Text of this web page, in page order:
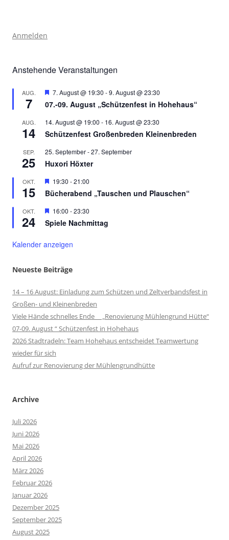
Anmelden
Anstehende Veranstaltungen
AUG.
7
Hervorgehoben
7. August @ 19:30 -9. August @ 23:30
07.-09. August „Schützenfest in Hohehaus“
AUG.
14
14. August @ 19:00 - 16. August @ 23:30
Schützenfest Großenbreden Kleinenbreden
SEP.
25
25. September-27. September
Huxori Höxter
OKT.
15
Hervorgehoben
19:30 -21:00
Bücherabend „Tauschen und Plauschen“
OKT.
24
Hervorgehoben
16:00 -23:30
Spiele Nachmittag
Kalender anzeigen
Neueste Beiträge
14 – 16 August: Einladung zum Schützen und Zeltverbandsfest in
Großen- und Kleinenbreden
Viele Hände schnelles Ende „Renovierung Mühlengrund Hütte“
07-09. August “ Schützenfest in Hohehaus
2026 Stadtradeln: Team Hohehaus entscheidet Teamwertung
wieder für sich
Aufruf zur Renovierung der Mühlengrundhütte
Archive
Juli 2026
Juni 2026
Mai 2026
April 2026
März 2026
Februar 2026
Januar 2026
Dezember 2025
September 2025
August 2025